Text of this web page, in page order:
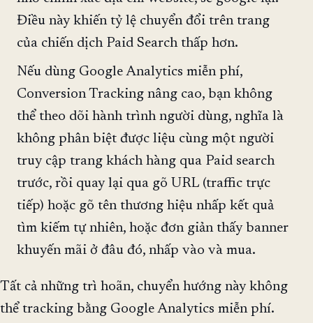
Điều này khiến tỷ lệ chuyển đổi trên trang
của chiến dịch Paid Search thấp hơn.
Nếu dùng Google Analytics miễn phí,
Conversion Tracking nâng cao, bạn không
thể theo dõi hành trình người dùng, nghĩa là
không phân biệt được liệu cùng một người
truy cập trang khách hàng qua Paid search
trước, rồi quay lại qua gõ URL (traffic trực
tiếp) hoặc gõ tên thương hiệu nhấp kết quả
tìm kiếm tự nhiên, hoặc đơn giản thấy banner
khuyến mãi ở đâu đó, nhấp vào và mua.
Tất cả những trì hoãn, chuyển hướng này không
thể tracking bằng Google Analytics miễn phí.